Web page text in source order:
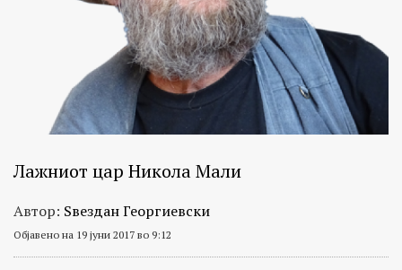
Лажниот цар Никола Мали
Автор: Ѕвездан Георгиевски
Објавено на 19 јуни 2017 во 9:12